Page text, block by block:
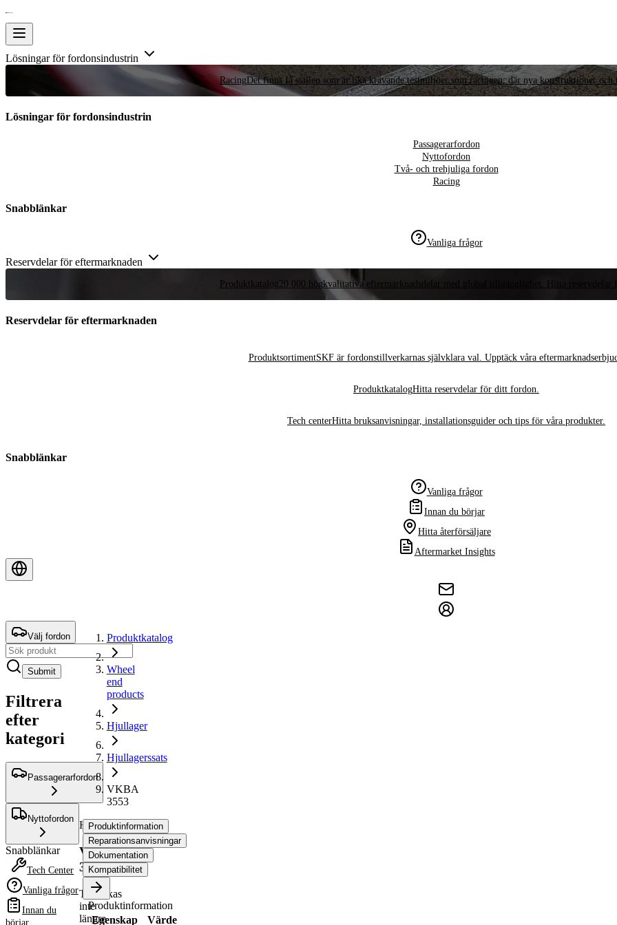
Lösningar för fordonsindustrin
RacingDet finns få ställen som är lika krävande testmiljöer som racingen, där nya konstruktioner och
Lösningar för fordonsindustrin
Passagerarfordon
Nyttofordon
Två- och trehjuliga fordon
Racing
Snabblänkar
Vanliga frågor
Reservdelar för eftermarknaden
Produktkatalog20 000 högkvalitativa eftermarknadsdelar med global tillgänglighet. Hitta reservdelar
Reservdelar för eftermarknaden
ProduktsortimentSKF är fordonstillverkarnas självklara val. Upptäck våra
ProduktkatalogHitta reservdelar för ditt fordon.
Tech centerHitta bruksanvisningar, installationsguider och tips för våra produkter.
Snabblänkar
Vanliga frågor
Innan du börjar
Hitta återförsäljare
Aftermarket Insights
Välj fordon
Submit
Filtrera
efter
kategori
Passagerarfordon
Nyttofordon
Snabblänkar
Tech Center
Vanliga frågor
Innan du
börjar
Produktkatalog
Wheel
end
products
Hjullager
Hjullagerssats
VKBA
3553
Hjullagerssats
VKBA
3553
Tillverkas
inte
längre
Produktinformation
Reparationsanvisningar
Dokumentation
Kompatibilitet
Produktinformation
Egenskap
Värde